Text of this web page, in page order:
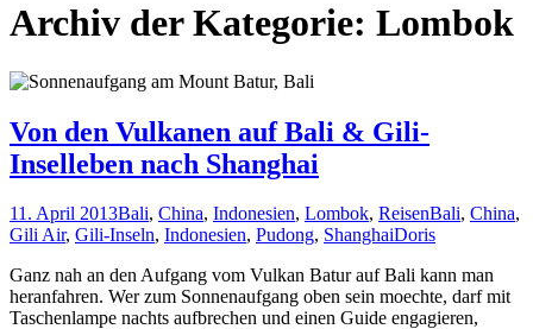
Archiv der Kategorie: Lombok
Von den Vulkanen auf Bali & Gili-
Inselleben nach Shanghai
11. April 2013Bali, China, Indonesien, Lombok, ReisenBali, China,
Gili Air, Gili-Inseln, Indonesien, Pudong, ShanghaiDoris
Ganz nah an den Aufgang vom Vulkan Batur auf Bali kann man
heranfahren. Wer zum Sonnenaufgang oben sein moechte, darf mit
Taschenlampe nachts aufbrechen und einen Guide engagieren,